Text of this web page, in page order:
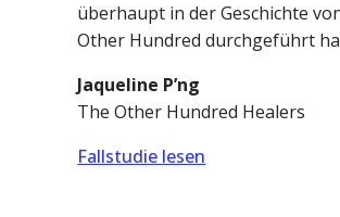
überhaupt in der Geschichte
Other Hundred durchgeführt
Jaqueline P’ng
The Other Hundred Healers
Fallstudie lesen